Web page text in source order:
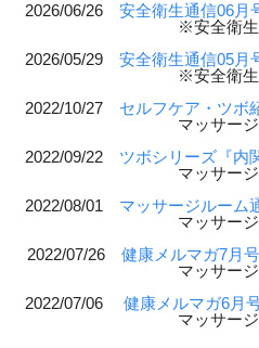
2026/06/26 安全衛生通信06月
※安全衛
2026/05/29 安全衛生通信05月
※安全衛
2022/10/27 セルフケア・ツボ
マッサー
2022/09/22 ツボシリーズ『内
マッサー
2022/08/01 マッサージルーム
マッサー
2022/07/26 健康メルマガ7月号
マッサー
2022/07/06
健康メルマガ6月
マッサー